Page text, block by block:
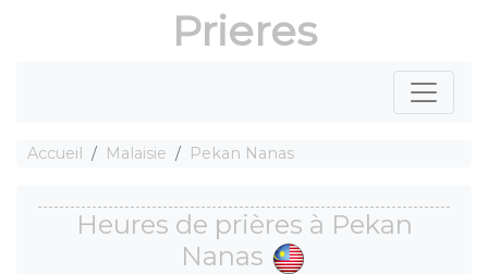
Prieres
Accueil Malaisie Pekan Nanas
Heures de prières à Pekan
Nanas